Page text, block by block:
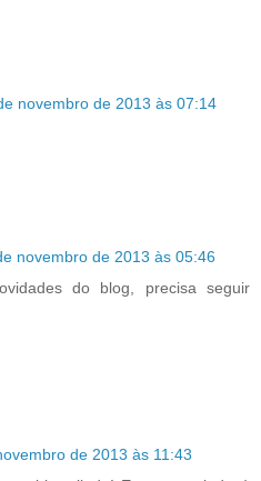
novembro de 2013 às 07:14
novembro de 2013 às 05:46
do blog, precisa seguir
de 2013 às 11:43